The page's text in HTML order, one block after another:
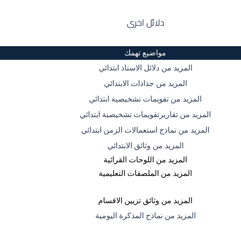
دلائل اخرى
مواضيع تهمك
المزيد من دلائل الاستاذ ابتدائي
المزيد من جذاذات الابتدائي
المزيد من تقويمات تشخيصية ابتدائي
المزيد من تقاريرتقويمات تشخيصية ابتدائي
المزيد من نماذج استعمالات الزمن ابتدائي
المزيد من وثائق الابتدائي
المزيد من اللوحات القرائية
المزيد من الملصقات التعليمية
المزيد من وثائق تزيين الاقسام
المزيد من نماذج المذكرة اليومية